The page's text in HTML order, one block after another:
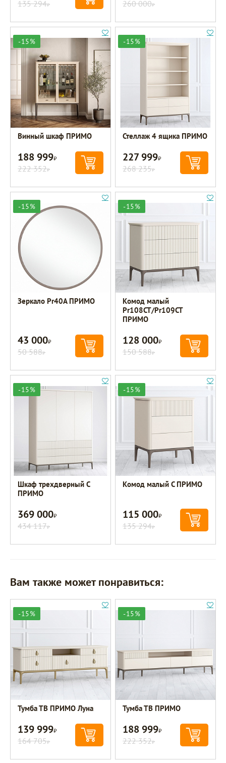
135 294Р 260 000Р
-15%
Винный шкаф ПРИМО
188 999Р
222 352Р
-15%
Стеллаж 4 ящика ПРИМО
227 999Р
268 235Р
-15%
Зеркало Pr40A ПРИМО
43 000Р
50 588Р
-15%
Комод малый
Pr108CT/Pr109CT
ПРИМО
128 000Р
150 588Р
-15%
Шкаф трехдверный C
ПРИМО
369 000Р
434 117Р
-15%
Комод малый C ПРИМО
115 000Р
135 294Р
Вам также может понравиться:
-15%
Тумба ТВ ПРИМО Луна
139 999Р
164 705Р
-15%
Тумба ТВ ПРИМО
188 999Р
222 352Р